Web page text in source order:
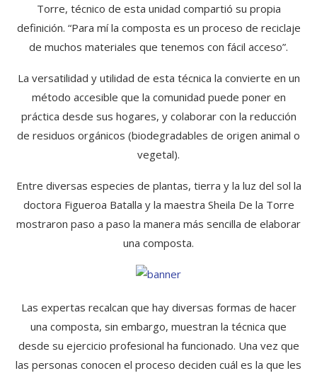
Torre, técnico de esta unidad compartió su propia
definición. “Para mí la composta es un proceso de reciclaje
de muchos materiales que tenemos con fácil acceso”.
La versatilidad y utilidad de esta técnica la convierte en un
método accesible que la comunidad puede poner en
práctica desde sus hogares, y colaborar con la reducción
de residuos orgánicos (biodegradables de origen animal o
vegetal).
Entre diversas especies de plantas, tierra y la luz del sol la
doctora Figueroa Batalla y la maestra Sheila De la Torre
mostraron paso a paso la manera más sencilla de elaborar
una composta.
Las expertas recalcan que hay diversas formas de hacer
una composta, sin embargo, muestran la técnica que
desde su ejercicio profesional ha funcionado. Una vez que
las personas conocen el proceso deciden cuál es la que les